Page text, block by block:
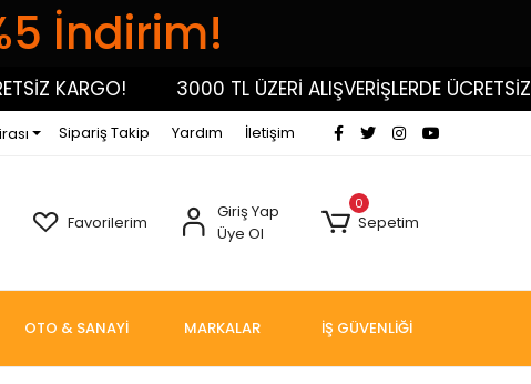
İndirim!
KARGO! 3000 TL ÜZERİ ALIŞVERİŞLERDE ÜCRETSİZ
Sipariş Takip Yardım İletişim
Favorilerim
Giriş Yap
Üye Ol
0
Sepetim
OTO & SANAYİ MARKALAR İŞ GÜVENLİĞİ